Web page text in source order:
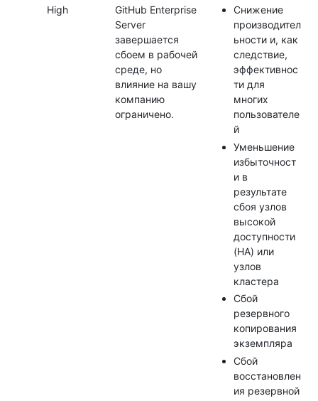
High
GitHub Enterprise
Server
завершается
сбоем в рабочей
среде, но
влияние на вашу
компанию
ограничено.
Снижение
производител
ьности и, как
следствие,
эффективнос
ти для
многих
пользователе
й
Уменьшение
избыточност
и в
результате
сбоя узлов
высокой
доступности
(HA) или
узлов
кластера
Сбой
резервного
копирования
экземпляра
Сбой
восстановлен
ия резервной